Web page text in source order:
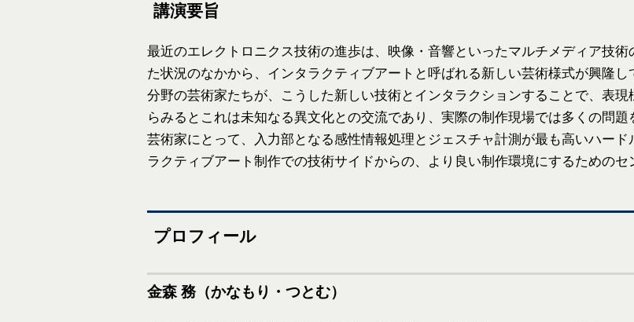
講演要旨
最近のエレクトロニクス技術の進歩は、映像・音響といったマルチメディア技
た状況のなかから、インタラクティブアートと呼ばれる新しい芸術様式が興隆
分野の芸術家たちが、こうした新しい技術とインタラクションすることで、表
らみるとこれは未知なる異文化との交流であり、実際の制作現場では多くの問題
芸術家にとって、入力部となる感性情報処理とジェスチャ計測が最も高いハー
ラクティブアート制作での技術サイドからの、より良い制作環境にするためのセ
プロフィール
金森 務（かなもり・つとむ）